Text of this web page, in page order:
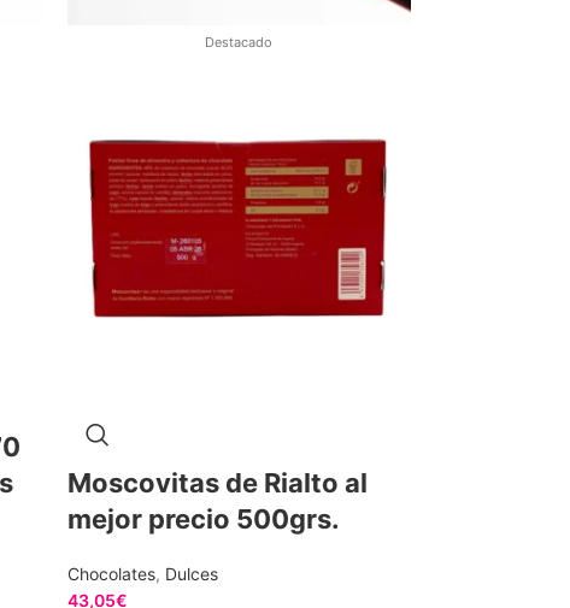
Destacado
Moscovitas de Rialto al
mejor precio 500grs.
Chocolates, Dulces
43,05€